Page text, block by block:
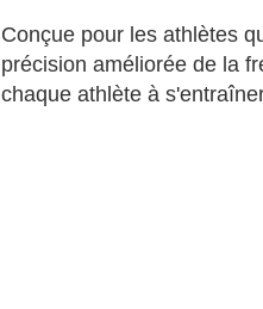
Conçue pour les athlètes
précision améliorée de la
chaque athlète à